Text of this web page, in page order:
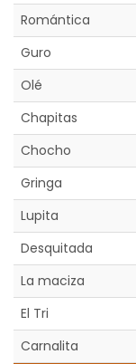
Romántica
Guro
Olé
Chapitas
Chocho
Gringa
Lupita
Desquitada
La maciza
El Tri
Carnalita